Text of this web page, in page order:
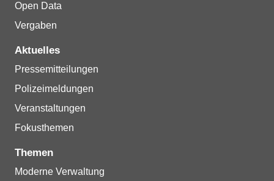
Open Data
Vergaben
Aktuelles
Pressemitteilungen
Polizeimeldungen
Veranstaltungen
Fokusthemen
Themen
Moderne Verwaltung